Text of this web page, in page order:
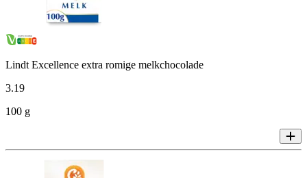
Lindt Excellence extra romige melkchocolade
3.19
100 g